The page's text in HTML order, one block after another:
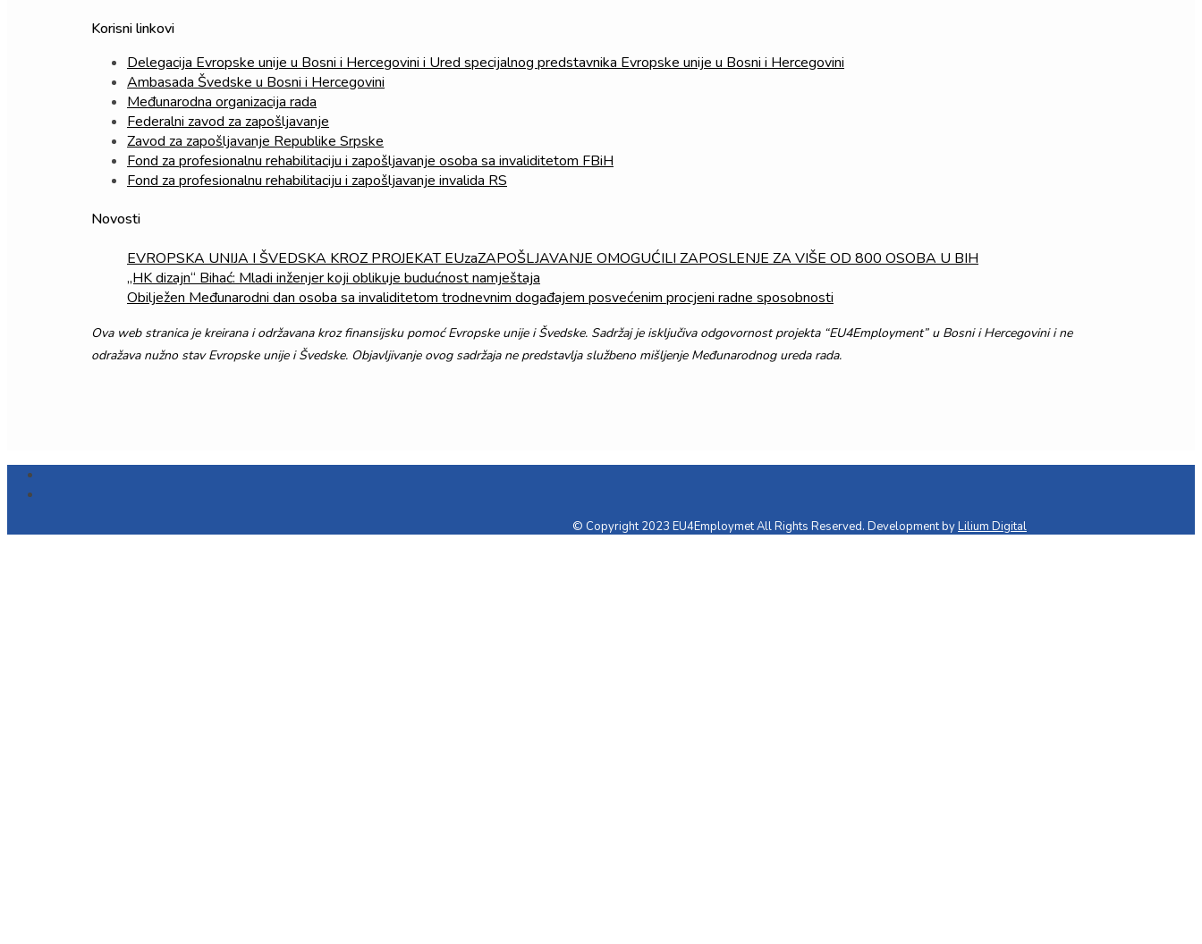
Korisni linkovi
Delegacija Evropske unije u Bosni i Hercegovini i Ured specijalnog predstavnika Evropske unije u Bosni i Hercegovini
Ambasada Švedske u Bosni i Hercegovini
Međunarodna organizacija rada
Federalni zavod za zapošljavanje
Zavod za zapošljavanje Republike Srpske
Fond za profesionalnu rehabilitaciju i zapošljavanje osoba sa invaliditetom FBiH
Fond za profesionalnu rehabilitaciju i zapošljavanje invalida RS
Novosti
EVROPSKA UNIJA I ŠVEDSKA KROZ PROJEKAT EUzaZAPOŠLJAVANJE OMOGUĆILI ZAPOSLENJE ZA VIŠE OD 800 OSOBA U BIH
„HK dizajn“ Bihać: Mladi inženjer koji oblikuje budućnost namještaja
Obilježen Međunarodni dan osoba sa invaliditetom trodnevnim događajem posvećenim procjeni radne sposobnosti
Ova web stranica je kreirana i održavana kroz finansijsku pomoć Evropske unije i Švedske. Sadržaj je isključiva odgovornost projekta “EU4Employment” u Bosni i Hercegovini i ne
odražava nužno stav Evropske unije i Švedske. Objavljivanje ovog sadržaja ne predstavlja službeno mišljenje Međunarodnog ureda rada.
© Copyright 2023 EU4Employmet All Rights Reserved. Development byLilium Digital